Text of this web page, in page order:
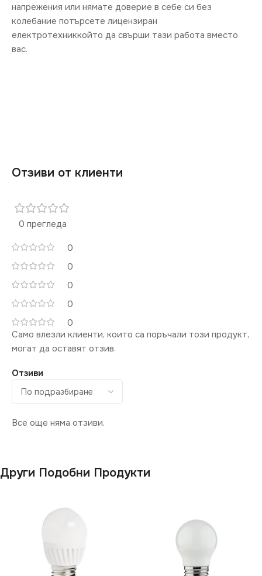
напрежения или нямате доверие в себе си без
колебание потърсете лицензиран
електротехниккойто да свърши тази работа вместо
вас.
Отзиви от клиенти
0 прегледа
0
0
0
0
0
Отзиви
Все още няма отзиви.
Само влезли клиенти, които са поръчали този продукт,
могат да оставят отзив.
Други Подобни Продукти